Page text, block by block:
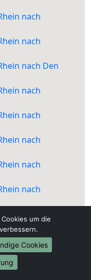
nach
nach
nach Den
nach
nach
nach
nach
nach
nach West
nach De
nach
um die
Cookies